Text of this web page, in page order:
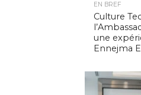
EN BREF
Culture
une
Ennejma